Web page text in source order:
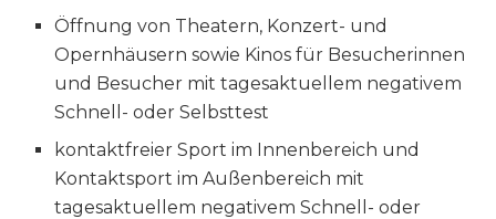
Öffnung von Theatern, Konzert- und
Opernhäusern sowie Kinos für Besucherinnen
und Besucher mit tagesaktuellem negativem
Schnell- oder Selbsttest
kontaktfreier Sport im Innenbereich und
Kontaktsport im Außenbereich mit
tagesaktuellem negativem Schnell- oder